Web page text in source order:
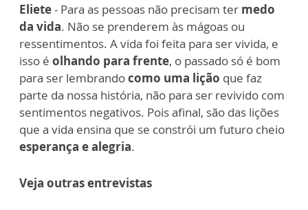
Eliete- Para as pessoas não precisam ter medo
da vida. Não se prenderem às mágoas ou
ressentimentos. A vida foi feita para ser vivida, e
isso é olhando para frente, o passado só é bom
para ser lembrandocomo uma lição que faz
parte da nossa história, não para ser revivido com
sentimentos negativos. Pois afinal, são das lições
que a vida ensina que se constrói um futuro cheio
esperança e alegria.
Veja outras entrevistas